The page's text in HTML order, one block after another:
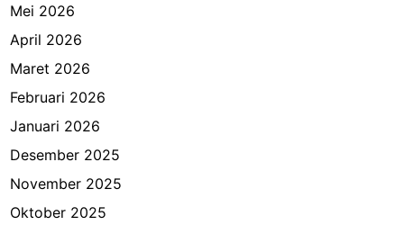
Mei 2026
April 2026
Maret 2026
Februari 2026
Januari 2026
Desember 2025
November 2025
Oktober 2025